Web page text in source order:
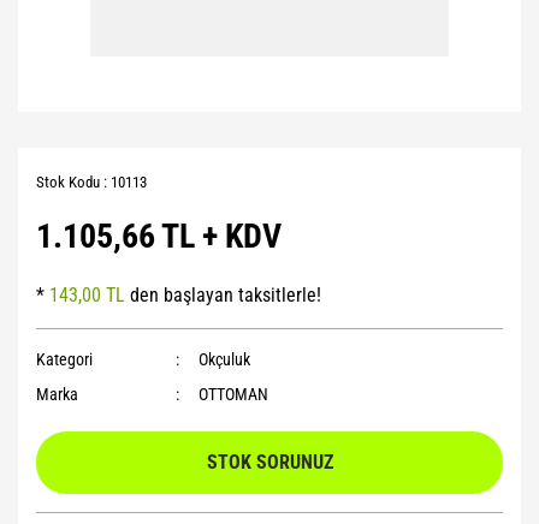
Stok Kodu : 10113
1.105,66 TL + KDV
* 143,00 TL den başlayan taksitlerle!
Kategori
Okçuluk
Marka
OTTOMAN
STOK SORUNUZ